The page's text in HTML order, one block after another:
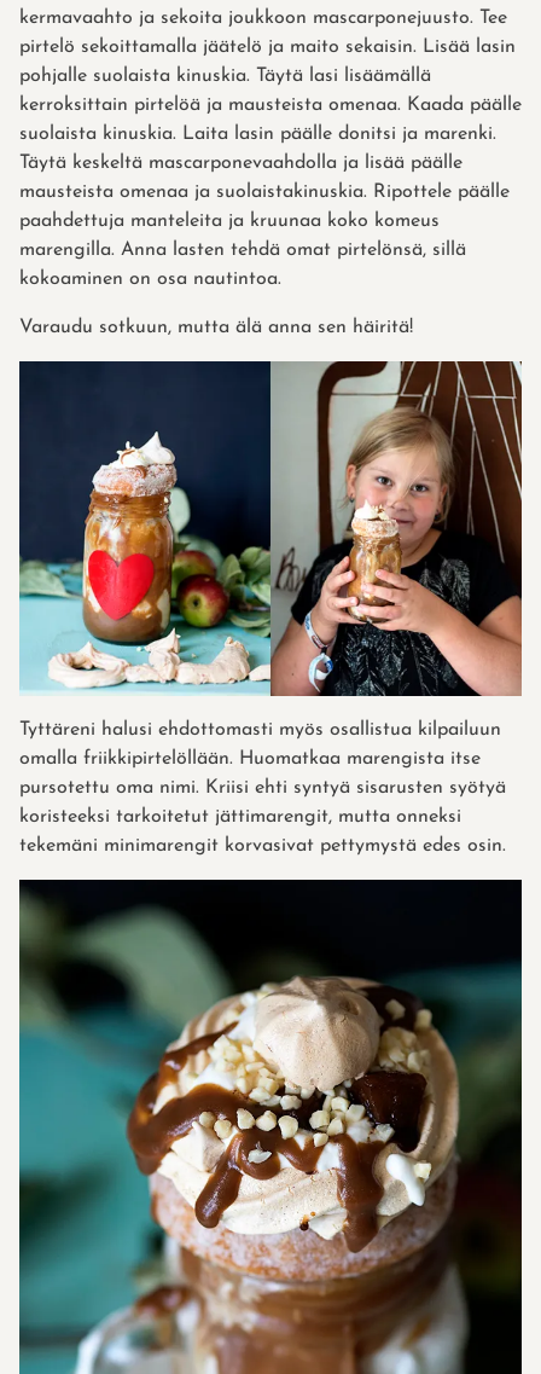
kermavaahto ja sekoita joukkoon mascarponejuusto. Tee
pirtelö sekoittamalla jäätelö ja maito sekaisin. Lisää lasin
pohjalle suolaista kinuskia. Täytä lasi lisäämällä
kerroksittain pirtelöä ja mausteista omenaa. Kaada päälle
suolaista kinuskia. Laita lasin päälle donitsi ja marenki.
Täytä keskeltä mascarponevaahdolla ja lisää päälle
mausteista omenaa ja suolaistakinuskia. Ripottele päälle
paahdettuja manteleita ja kruunaa koko komeus
marengilla. Anna lasten tehdä omat pirtelönsä, sillä
kokoaminen on osa nautintoa.
Varaudu sotkuun, mutta älä anna sen häiritä!
Tyttäreni halusi ehdottomasti myös osallistua kilpailuun
omalla friikkipirtelöllään. Huomatkaa marengista itse
pursotettu oma nimi. Kriisi ehti syntyä sisarusten syötyä
koristeeksi tarkoitetut jättimarengit, mutta onneksi
tekemäni minimarengit korvasivat pettymystä edes osin.